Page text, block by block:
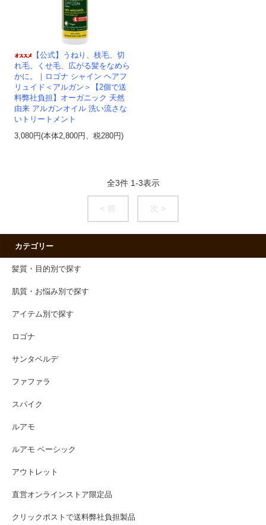
【公式】うねり、枝毛、切
れ毛、くせ毛、広がる髪をなめら
かに。｜ロゴナ シャイン ヘアフ
リュイド＜アルガン＞【2個で送
料弊社負担】オーガニック 天然
由来 アルガンオイル 洗い流さな
いトリートメント
3,080円(本体2,800円、税280円)
全3件 1-3表示
< 前 次 >
カテゴリー
髪質・目的別で探す
肌質・お悩み別で探す
アイテム別で探す
ロゴナ
サンタベルデ
ファファラ
スパイク
ルアモ
ルアモ ベーシック
アウトレット
直営オンラインストア限定品
クリックポストで送料弊社負担製品